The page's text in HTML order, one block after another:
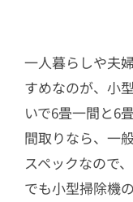
一人暮らしや夫
すめなのが、小
いで6畳一間と6
間取りなら、一
スペックなので
でも小型掃除機